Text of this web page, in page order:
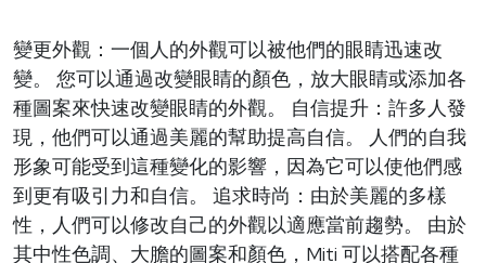
變更外觀：一個人的外觀可以被他們的眼睛迅速改
變。 您可以通過改變眼睛的顏色，放大眼睛或添加各
種圖案來快速改變眼睛的外觀。 自信提升：許多人發
現，他們可以通過美麗的幫助提高自信。 人們的自我
形象可能受到這種變化的影響，因為它可以使他們感
到更有吸引力和自信。 追求時尚：由於美麗的多樣
性，人們可以修改自己的外觀以適應當前趨勢。 由於
其中性色調、大膽的圖案和顏色，Miti 可以搭配各種